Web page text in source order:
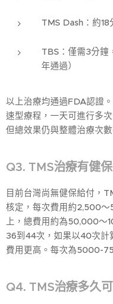
TMS Dash：約18
TBS：僅需3分鐘
年通過）
以上治療均通過FDA認證
速型療程，一天可進行多
但總效果仍與整體治療次數
Q3. TMS治療有健
目前台灣尚無健保給付，
核定，每次費用約2,500
上，總費用約為50,000
36到44次，如果以40次
費用更高。每次為5000-
Q4. TMS治療多久